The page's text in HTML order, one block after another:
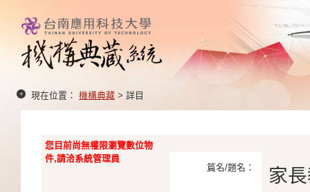
現在位置： 機構典藏 > 詳目
您目前尚無權限瀏覽數位物
件,請洽系統管理員
篇名/題名：
家